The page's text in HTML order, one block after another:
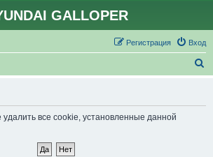
GALLOPER
Вход
Регистрация
удалить все cookie, установленные данной